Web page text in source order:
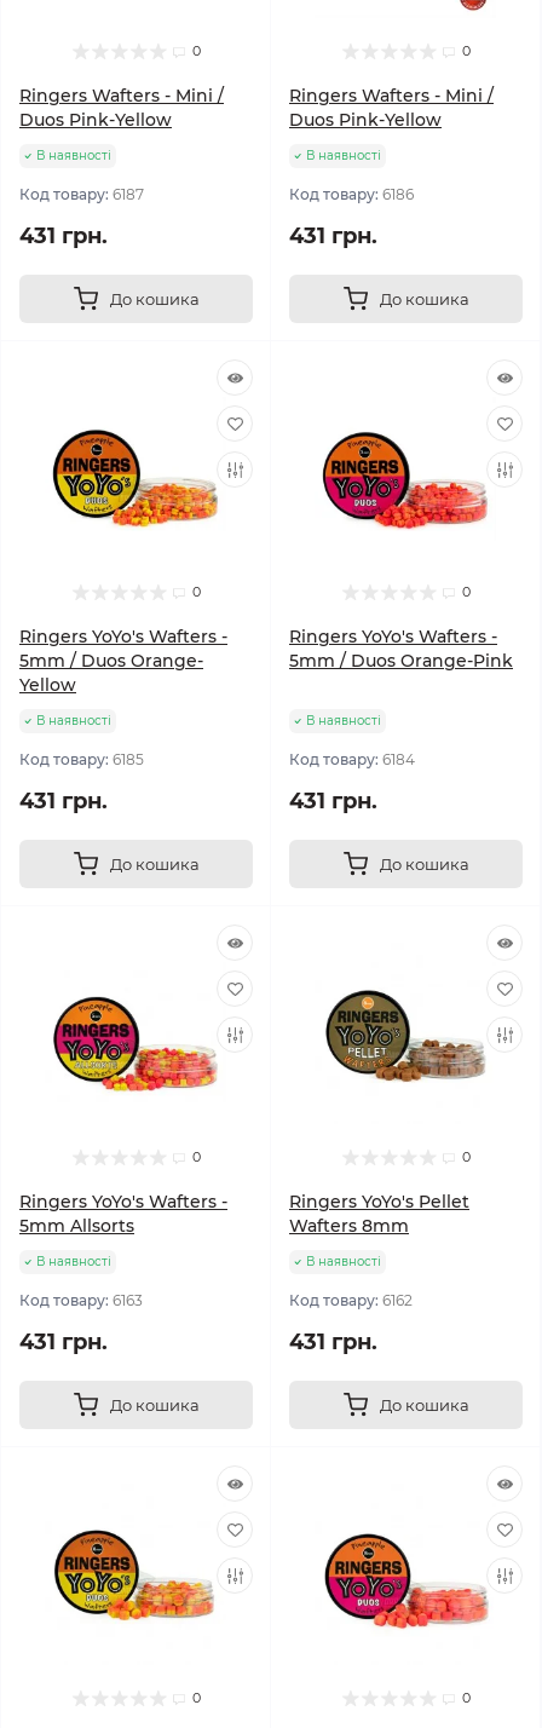
0
Ringers Wafters - Mini /
Duos Pink-Yellow
В наявності
Код товару: 6187
431 грн.
До кошика
0
Ringers Wafters - Mini /
Duos Pink-Yellow
В наявності
Код товару: 6186
431 грн.
До кошика
0
Ringers YoYo's Wafters -
5mm / Duos Orange-
Yellow
В наявності
Код товару: 6185
431 грн.
До кошика
0
Ringers YoYo's Wafters -
5mm / Duos Orange-Pink
В наявності
Код товару: 6184
431 грн.
До кошика
0
Ringers YoYo's Wafters -
5mm Allsorts
В наявності
Код товару: 6163
431 грн.
До кошика
0
Ringers YoYo's Pellet
Wafters 8mm
В наявності
Код товару: 6162
431 грн.
До кошика
0 0